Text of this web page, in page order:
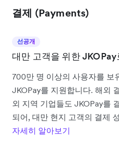
결제 (Payments)
선공개
대만 고객을 위한
700만 명 이상의 사용자를 보
JKOPay를 지원합니다. 해외
외 지역 기업들도 JKOPay를
되어, 대만 현지 고객의 결제
자세히 알아보기